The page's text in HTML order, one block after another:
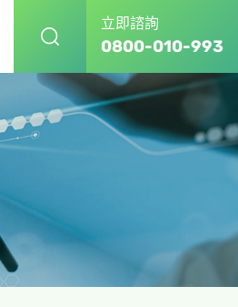
立即諮詢
0800-010-993